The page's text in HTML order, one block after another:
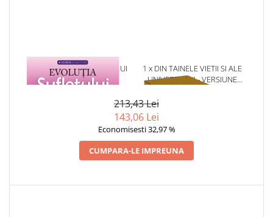
Articole scolare
Caiete si Carnetele scolare
Ghiozdane si Penare scolare
Instrumente de scris
Instrumente si Truse Geometrie
1 x EVOLUTIA SUFLETULUI
TAU
1 x DIN TAINELE VIETII SI ALE
UNIVERSULUI - VERSIUNE
VOLUMELE I-III. CUTIE DE
COLECTIE -SCARLAT
213,43 Lei
143,06 Lei
Economisesti 32,97 %
CUMPARA-LE IMPREUNA